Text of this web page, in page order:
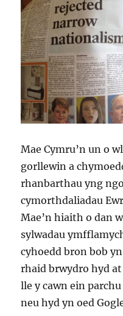
Mae Cymru’n un o
gorllewin a
rhanbarthau yng
cymorthdaliadau
Mae’n hiaith o dan
sylwadau
cyhoedd bron bob
rhaid brwydro hyd
lle y cawn ein
neu hyd yn oed